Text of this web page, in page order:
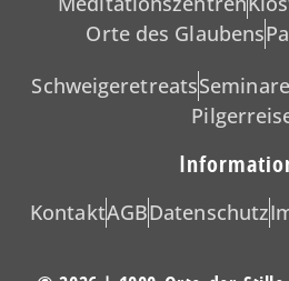
Orte des Glaubens
SchweigeretreatsSeminare
KontaktAGBDatenschutz